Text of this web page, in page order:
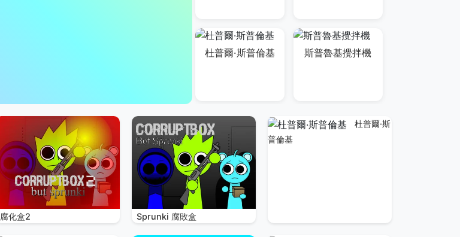
杜普爾·斯普倫基 斯普魯基攪拌機
腐化盒2 Sprunki 腐敗盒
杜普爾·斯
普倫基